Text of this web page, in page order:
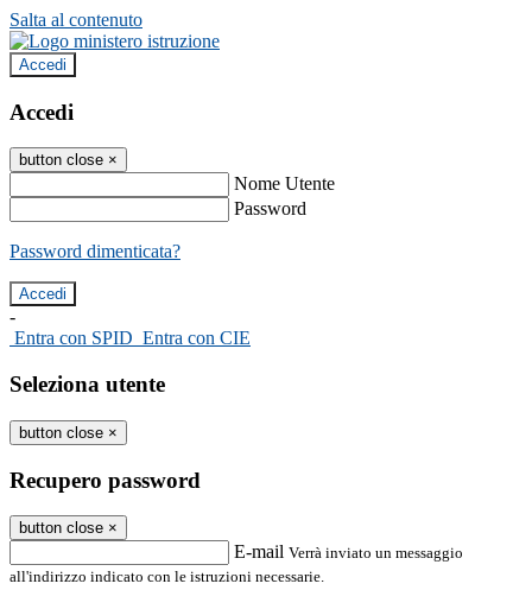
Salta al contenuto
Accedi
Accedi
button close ×
Nome Utente
Password
Password dimenticata?
-
Entra con SPID Entra con CIE
Seleziona utente
button close ×
Recupero password
button close ×
E-mail Verrà inviato un messaggio
all'indirizzo indicato con le istruzioni necessarie.